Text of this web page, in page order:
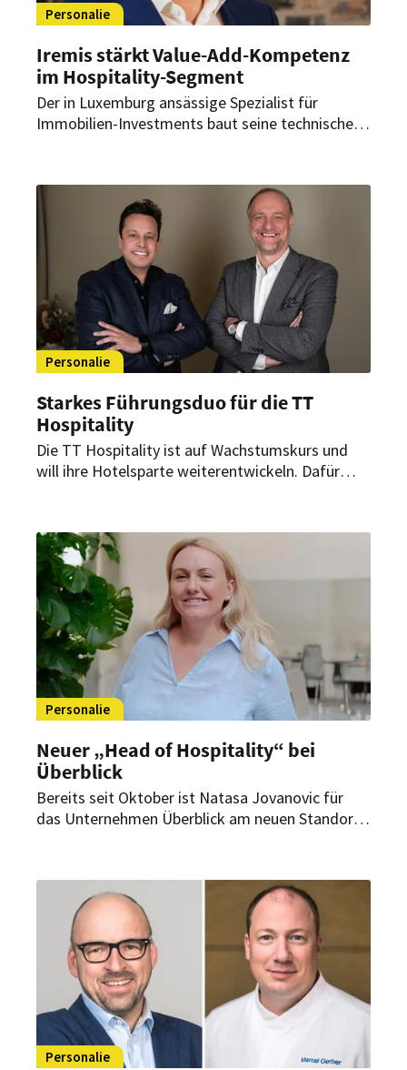
Personalie
Iremis stärkt Value-Add-Kompetenz
im Hospitality-Segment
Der in Luxemburg ansässige Spezialist für
Immobilien-Investments baut seine technische
Director Hotel Project Management ernannt.
Personalie
Starkes Führungsduo für die TT
Hospitality
Die TT Hospitality ist auf Wachstumskurs und
will ihre Hotelsparte weiterentwickeln. Dafür
Führungsduo.
Personalie
Neuer „Head of Hospitality“ bei
Überblick
Bereits seit Oktober ist Natasa Jovanovic für
das Unternehmen Überblick am neuen Standort
Personalie